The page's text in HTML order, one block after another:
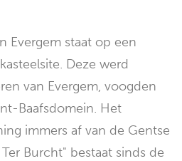
Evergem staat op een
Deze werd
van Evergem, voogden
Baafsdomein. Het
immers af van de Gentse
Burcht" bestaat sinds de